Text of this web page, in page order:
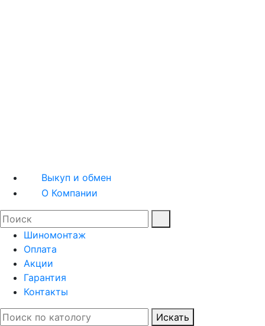
Выкуп и обмен
О Компании
Шиномонтаж
Оплата
Акции
Гарантия
Контакты
Искать